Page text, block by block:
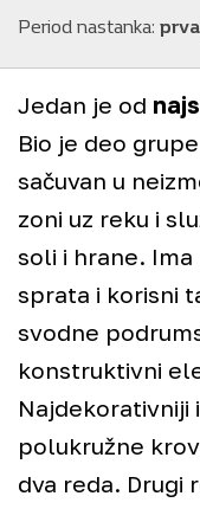
Period nastanka:
Jedan je od
Bio je deo
sačuvan u
zoni uz reku i
soli i hrane.
sprata i korisni
svodne
konstruktivni
Najdekorativniji
polukružne
dva reda. Drugi